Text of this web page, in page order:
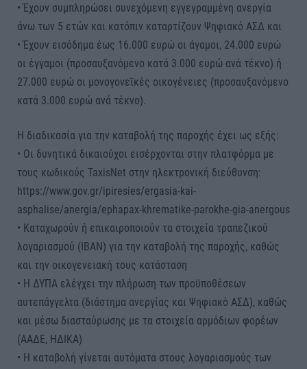
• Έχουν συμπληρώσει συνεχόμενη εγγεγραμμένη ανεργία
άνω των 5 ετών και κατόπιν καταρτίζουν Ψηφιακό ΑΣΔ και
• Έχουν εισόδημα έως 16.000 ευρώ οι άγαμοι, 24.000 ευρώ
οι έγγαμοι (προσαυξανόμενο κατά 3.000 ευρώ ανά τέκνο) ή
27.000 ευρώ οι μονογονεϊκές οικογένειες (προσαυξανόμενο
κατά 3.000 ευρώ ανά τέκνο).
Η διαδικασία για την καταβολή της παροχής έχει ως εξής:
• Οι δυνητικά δικαιούχοι εισέρχονται στην πλατφόρμα με
τους κωδικούς TaxisNet στην ηλεκτρονική διεύθυνση:
https://www.gov.gr/ipiresies/ergasia-kai-
asphalise/anergia/ephapax-khrematike-parokhe-gia-anergous
• Καταχωρούν ή επικαιροποιούν τα στοιχεία τραπεζικού
λογαριασμού (IBAN) για την καταβολή της παροχής, καθώς
και την οικογενειακή τους κατάσταση
• Η ΔΥΠΑ ελέγχει την πλήρωση των προϋποθέσεων
αυτεπάγγελτα (διάστημα ανεργίας και Ψηφιακό ΑΣΔ), καθώς
και μέσω διασταύρωσης με τα στοιχεία αρμόδιων φορέων
(ΑΑΔΕ, ΗΔΙΚΑ)
• Η καταβολή γίνεται αυτόματα στους λογαριασμούς των